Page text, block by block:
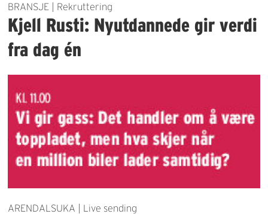
BRANSJE | Rekruttering
Kjell Rusti: Nyutdannede gir verdi
fra dag én
ARENDALSUKA | Live sending